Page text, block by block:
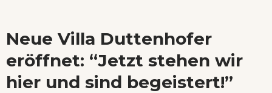
Neue Villa Duttenhofer
eröffnet: “Jetzt stehen wir
hier und sind begeistert!”